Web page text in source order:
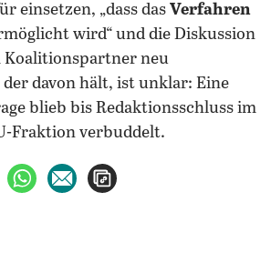
einsetzen, „dass das Verfahren
wird“ und die Diskussion
Koalitionspartner neu
davon hält, ist unklar: Eine
blieb bis Redaktionsschluss im
Fraktion verbuddelt.
teilen
auf X teilenper WhatsApp teilen
per E-Mail teilen